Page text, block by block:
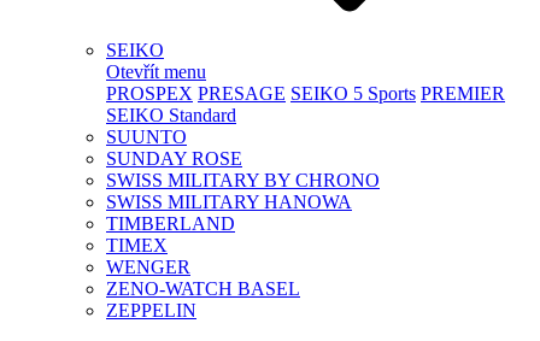
SEIKO
Otevřít menu
PROSPEX PRESAGE SEIKO 5 Sports PREMIER
SEIKO Standard
SUUNTO
SUNDAY ROSE
SWISS MILITARY BY CHRONO
SWISS MILITARY HANOWA
TIMBERLAND
TIMEX
WENGER
ZENO-WATCH BASEL
ZEPPELIN